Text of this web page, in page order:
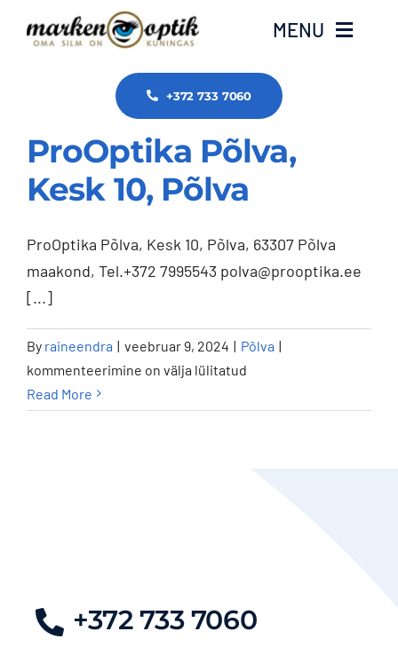
MENU
Meist
ZEISS
Tasub teada
Edasimüüjad
+372 733 7060
ProOptika Põlva,
Kesk 10, Põlva
ProOptika Põlva, Kesk 10, Põlva, 63307 Põlva
maakond, Tel.+372 7995543 polva@prooptika.ee
[...]
By raineendra | veebruar 9, 2024 | Põlva |
10,
kommenteerimine on välja lülitatud
Read More
+372 733 7060